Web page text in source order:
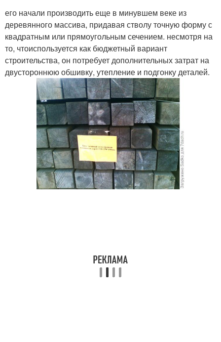
его начали производить еще в минувшем веке из
деревянного массива, придавая стволу точную форму с
квадратным или прямоугольным сечением. несмотря на
то, чтоиспользуется как бюджетный вариант
строительства, он потребует дополнительных затрат на
двустороннюю обшивку, утепление и подгонку деталей.